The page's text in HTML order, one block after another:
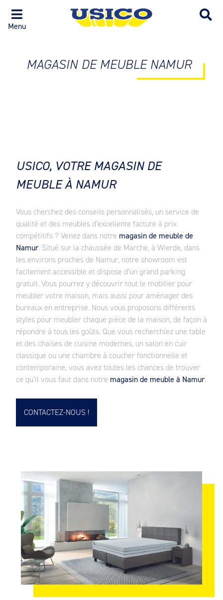
Menu
MAGASIN DE MEUBLE NAMUR
USICO, VOTRE MAGASIN DE
MEUBLE À NAMUR
Vous cherchez des conseils personnalisés, un service de
qualité et des meubles d’excellente facture à prix
compétitifs ? Venez dans notre magasin de meuble de
Namur. Situé sur la chaussée de Marche, à Wierde, dans
les environs proches de Namur, notre showroom est
facilement accessible et dispose d’un grand parking
gratuit. Vous pourrez y découvrir tout le mobilier pour
meubler votre maison, mais aussi pour aménager des
bureaux en entreprise. Nous vous proposons différents
styles pour meubler chaque pièce de la maison, de façon à
répondre à tous les goûts. Que vous recherchiez une table
et des chaises de cuisine modernes, un salon en cuir
classique ou une chambre à coucher fonctionnelle et
contemporaine, vous avez toutes les chances de trouver
ce qu’il vous faut dans notre magasin de meuble à Namur.
CONTACTEZ-NOUS !